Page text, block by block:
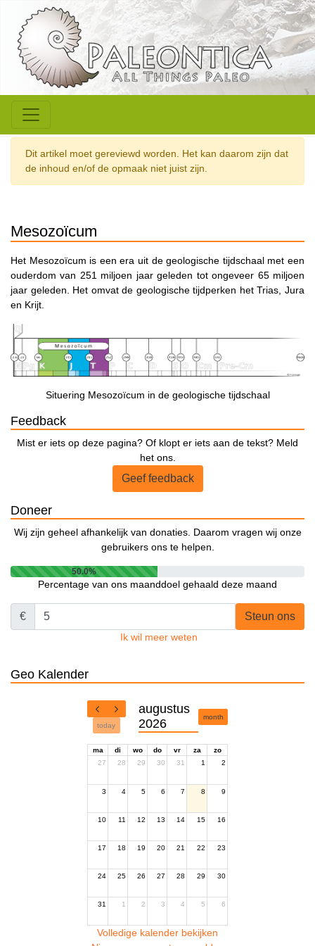
Dit artikel moet gereviewd worden. Het kan daarom zijn dat
de inhoud en/of de opmaak niet juist zijn.
Mesozoïcum
Het Mesozoïcum is een era uit de geologische tijdschaal met een
ouderdom van 251 miljoen jaar geleden tot ongeveer 65 miljoen
jaar geleden. Het omvat de geologische tijdperken het Trias, Jura
en Krijt.
Situering Mesozoïcum in de geologische tijdschaal
Feedback
Mist er iets op deze pagina? Of klopt er iets aan de tekst? Meld
het ons.
Geef feedback
Doneer
Wij zijn geheel afhankelijk van donaties. Daarom vragen wij onze
gebruikers ons te helpen.
50.0%
Percentage van ons maanddoel gehaald deze maand
€ Steun ons
Ik wil meer weten
Geo Kalender
today
augustus
2026
month
ma di wo do vr za
zo
27
28 29 30 31 1 2
3 4 5 6 7 8 9
10 11 12 13 14 15 16
17 18 19 20 21 22 23
24 25 26 27 28 29 30
31 1 2 3 4 5 6
Volledige kalender bekijken